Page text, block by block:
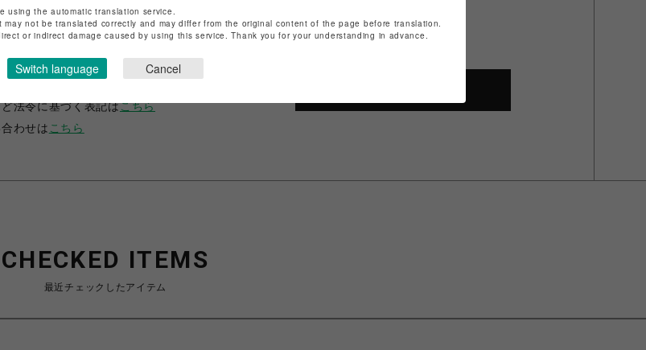
名古屋PARCO
法令に基づく表記はこちら
わせは こちら
CHECKED ITEMS
最近チェックしたアイテム
using the automatic translation service.
not be translated correctly and may differ from the original content of the page before translation.
or indirect damage caused by using this service. Thank you for your understanding in advance.
Switch language Cancel